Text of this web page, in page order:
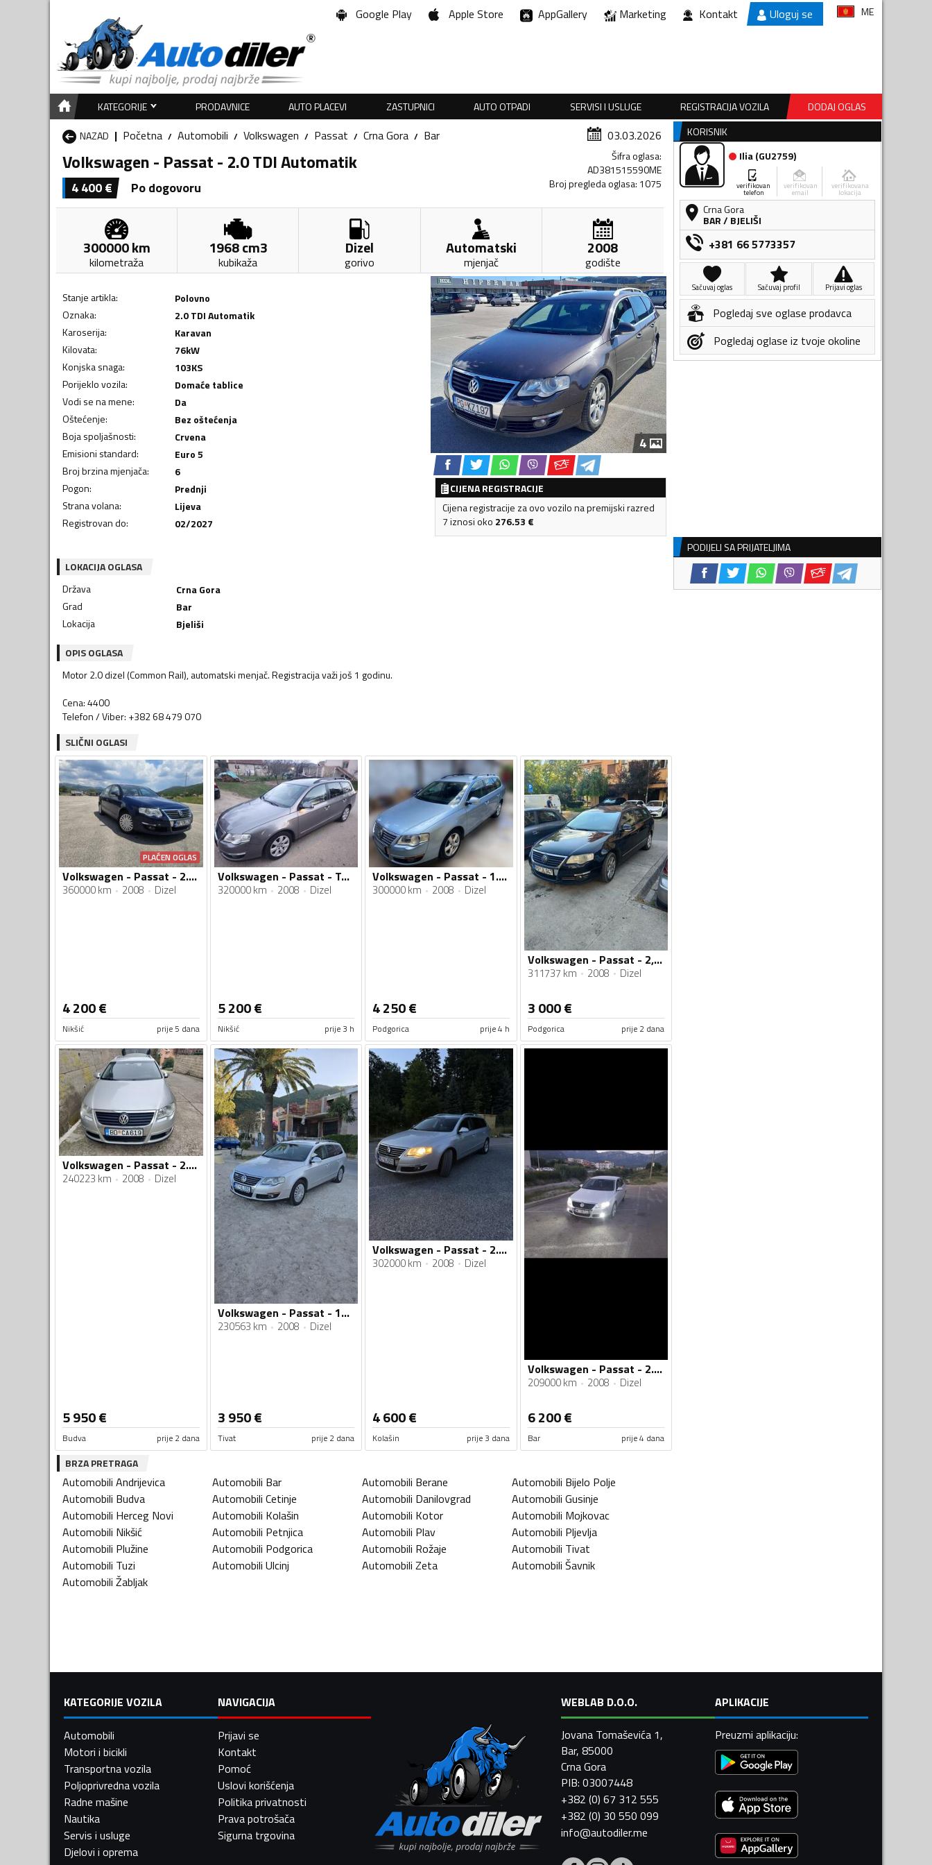
Google Play Apple Store AppGallery Marketing Kontakt Uloguj se ME
KATEGORIJE PRODAVNICE AUTO PLACEVI ZASTUPNICI AUTO OTPADI SERVISI I USLUGE REGISTRACIJA VOZILA
DODAJ OGLAS
NAZAD
Početna Automobili Volkswagen Passat Crna Gora Bar 03.03.2026
Volkswagen - Passat - 2.0 TDI Automatik
4 400€ Po dogovoru
Šifra oglasa:
AD381515590ME
Broj pregleda oglasa: 1075
300000km
kilometraža
1968cm3
kubikaža
Dizel
gorivo
Automatski
mjenjač
2008
godište
Stanje artikla:
Polovno
Oznaka:
2.0 TDI Automatik
Karoserija:
Karavan
Kilovata: 76kW
Konjska snaga: 103KS
Porijeklo vozila:
Domaće tablice
Vodi se na mene:
Da
Oštećenje:
Bez oštećenja
Boja spoljašnosti:
Crvena
Emisioni standard:
Euro 5
Broj brzina mjenjača:
6
Pogon:
Prednji
Strana volana:
Lijeva
Registrovan do: 02/2027
4
CIJENA REGISTRACIJE
Cijena registracije za ovo vozilo na premijski razred
7 iznosi oko 276.53 €
LOKACIJA OGLASA
Država
Crna Gora
Grad
Bar
Lokacija
Bjeliši
OPIS OGLASA
Motor 2.0 dizel (Common Rail), automatski menjač. Registracija važi još 1 godinu.
Cena: 4400
Telefon / Viber: +382 68 479 070
SLIČNI OGLASI
PLAĆEN OGLAS
Volkswagen - Passat - 2.0 TDI
360000 km 2008 Dizel
4 200€
Nikšić prije 5 dana
Volkswagen - Passat - Tdi Common rail
320000 km 2008 Dizel
5 200€
Nikšić prije 3 h
Volkswagen - Passat - 1.9 TDI
300000 km 2008 Dizel
4 250€
Podgorica prije 4 h
Volkswagen - Passat - 2,0 TDI
311737 km 2008 Dizel
3 000€
Podgorica prije 2 dana
Volkswagen - Passat - 2.0 TDI
240223 km 2008 Dizel
5 950€
Budva prije 2 dana
Volkswagen - Passat - 19 TDI
230563 km 2008 Dizel
3 950€
Tivat prije 2 dana
Volkswagen - Passat - 2.0 tdi
302000 km 2008 Dizel
4 600€
Kolašin prije 3 dana
Volkswagen - Passat - 2.0 tdi 103kv
209000 km 2008 Dizel
6 200€
Bar prije 4 dana
BRZA PRETRAGA
Automobili Andrijevica Automobili Bar Automobili Berane Automobili Bijelo Polje
Automobili Budva Automobili Cetinje Automobili Danilovgrad Automobili Gusinje
Automobili Herceg Novi Automobili Kolašin Automobili Kotor Automobili Mojkovac
Automobili Nikšić Automobili Petnjica Automobili Plav Automobili Pljevlja
Automobili Plužine Automobili Podgorica Automobili Rožaje Automobili Tivat
Automobili Tuzi Automobili Ulcinj Automobili Zeta Automobili Šavnik
Automobili Žabljak
KORISNIK
Ilia(GU2759)
verifikovan
telefon
verifikovan
email
verifikovana
lokacija
Crna Gora
BAR/ BJELIŠI
+381 66 5773357
Sačuvaj oglas Sačuvaj profil Prijavi oglas
Pogledaj sve oglase prodavca
Pogledaj oglase iz tvoje okoline
PODIJELI SA PRIJATELJIMA
KATEGORIJE VOZILA
Automobili
Motori i bicikli
Transportna vozila
Poljoprivredna vozila
Radne mašine
Nautika
Servis i usluge
Djelovi i oprema
NAVIGACIJA
Prijavi se
Kontakt
Pomoć
Uslovi korišćenja
Politika privatnosti
Prava potrošača
Sigurna trgovina
WEBLAB D.O.O.
Jovana Tomaševića 1,
Bar, 85000
Crna Gora
PIB: 03007448
+382 (0) 67 312 555
+382 (0) 30 550 099
info@autodiler.me
APLIKACIJE
Preuzmi aplikaciju: